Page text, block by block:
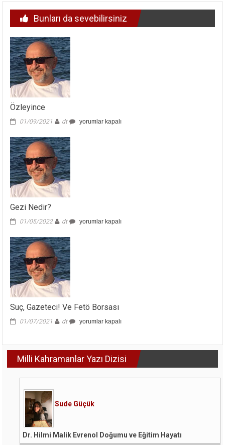
Bunları da sevebilirsiniz
Özleyince
01/09/2021 dt
Özleyince
yorumlar kapalı
Gezi Nedir?
01/05/2022 dt
Gezi
yorumlar kapalı
Suç, Gazeteci! Ve Fetö Borsası
01/07/2021 dt
Suç,
Borsası
için
yorumlar kapalı
Milli Kahramanlar Yazı Dizisi
Sude Güçük
Dr. Hilmi Malik Evrenol Doğumu ve Eğitim Hayatı